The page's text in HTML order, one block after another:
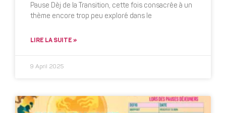
Pause Dèj de la Transition, cette fois consacrée à un
thème encore trop peu exploré dans le
LIRE LA SUITE »
9 April 2025